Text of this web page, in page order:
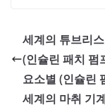
세계의 튜브리
(인슐린 패치 펌
요소별 (인슐린
세계의 마취 기